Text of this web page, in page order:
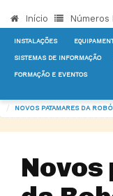
Início Números
INSTALAÇÕES
SISTEMAS DE INFORMAÇÃO
FORMAÇÃO E EVENTOS
NOVOS PATAMARES DA